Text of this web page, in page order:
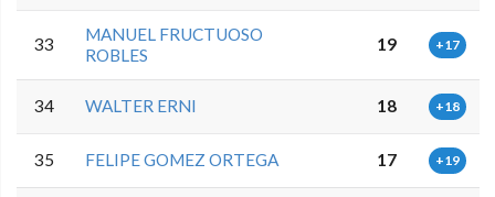
33
MANUEL FRUCTUOSO
ROBLES
19 +17
34 WALTER ERNI 18 +18
35 FELIPE GOMEZ ORTEGA 17 +19